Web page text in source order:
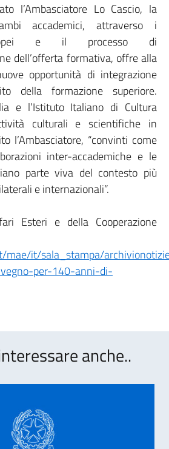
l’Ambasciatore Lo Cascio, la
accademici, attraverso i
e il processo di
dell’offerta formativa, offre alla
opportunità di integrazione
della formazione superiore.
e l’Istituto Italiano di Cultura
culturali e scientifiche in
l’Ambasciatore, “convinti come
inter-accademiche e le
parte viva del contesto più
e internazionali”.
Esteri e della Cooperazione
mae/it/sala_stampa/
per-140-anni-di-
anche..